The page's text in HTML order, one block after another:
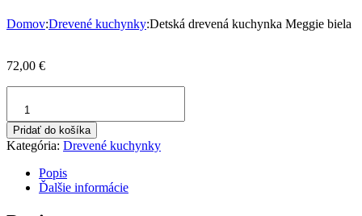
Domov:Drevené kuchynky:Detská drevená kuchynka Meggie biela
72,00 €
Detská
drevená
kuchynka
Meggie
Pridať do košíka
Kategória: Drevené kuchynky
Popis
Ďalšie informácie